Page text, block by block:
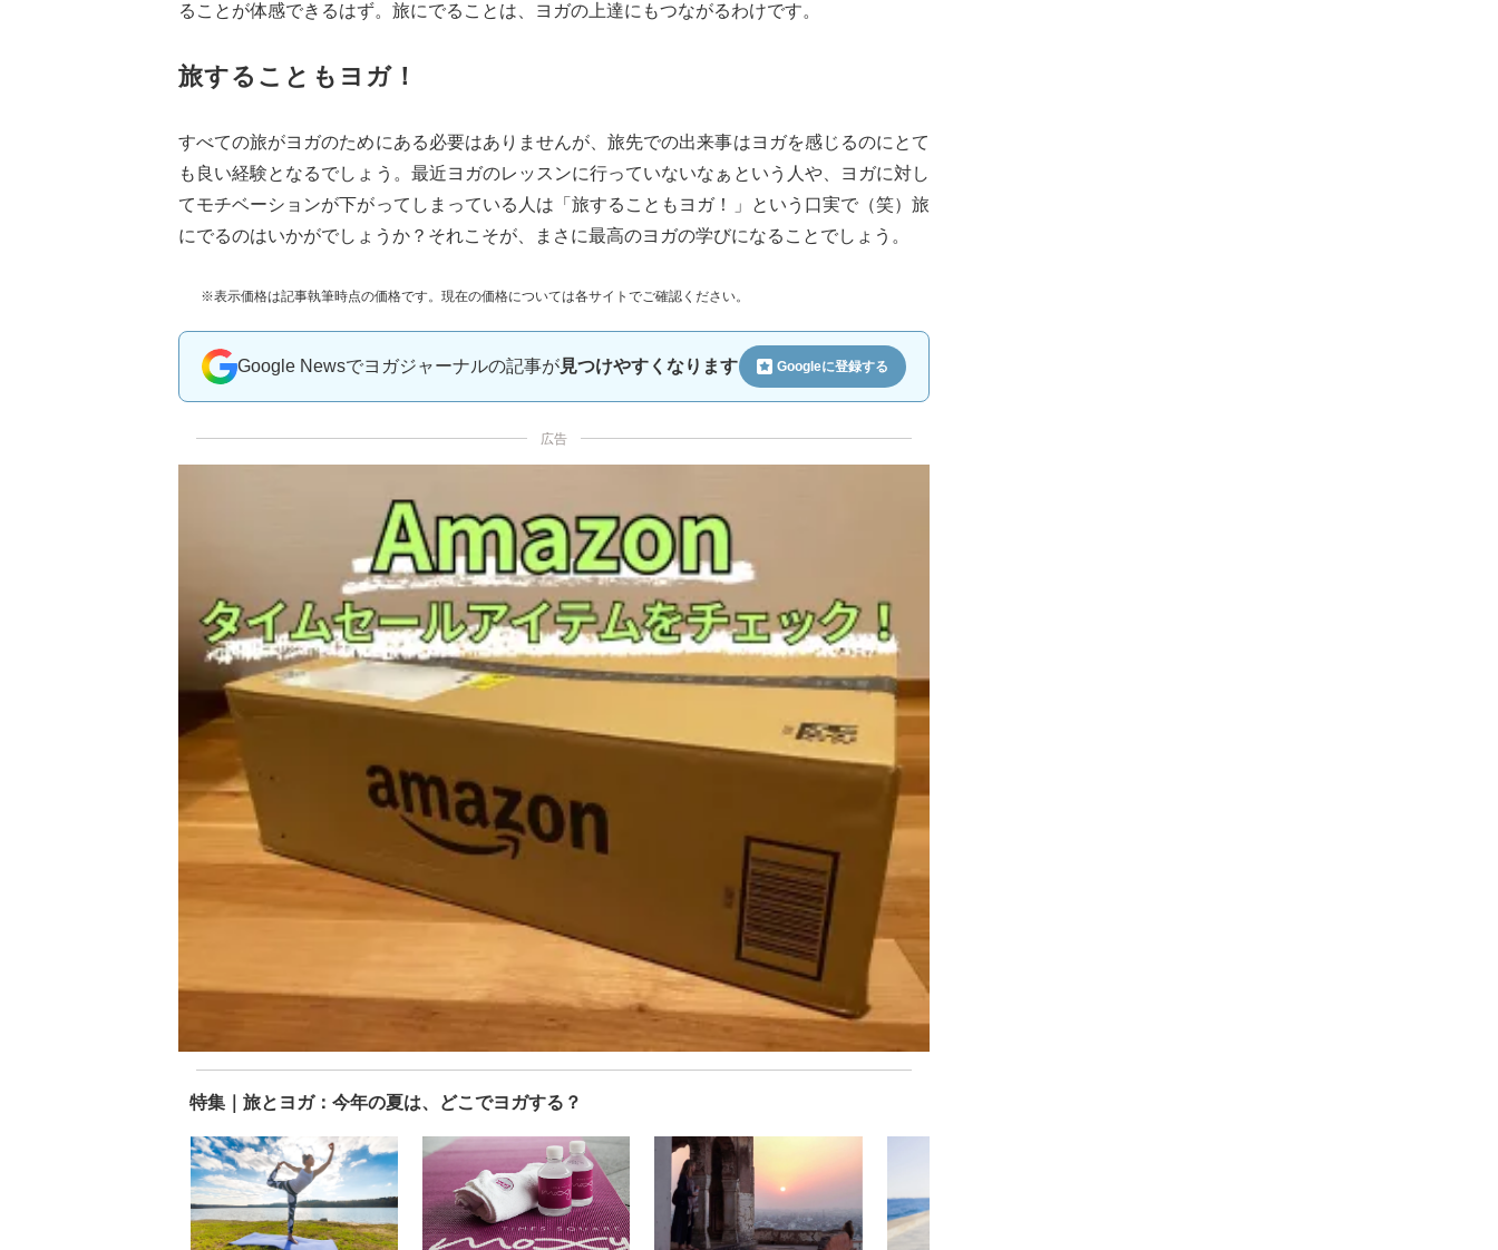
ることが体感できるはず。旅にでることは、ヨガの上達にもつながるわけです。
旅することもヨガ！
すべての旅がヨガのためにある必要はありませんが、旅先での出来事はヨガを感じるのにとて
も良い経験となるでしょう。最近ヨガのレッスンに行っていないなぁという人や、ヨガに対し
てモチベーションが下がってしまっている人は「旅することもヨガ！」という口実で（笑）旅
にでるのはいかがでしょうか？それこそが、まさに最高のヨガの学びになることでしょう。
※表示価格は記事執筆時点の価格です。現在の価格については各サイトでご確認ください。
Google Newsでヨガジャーナルの記事が見つけやすくなります Googleに登録する
広告
特集｜旅とヨガ：今年の夏は、どこでヨガする？